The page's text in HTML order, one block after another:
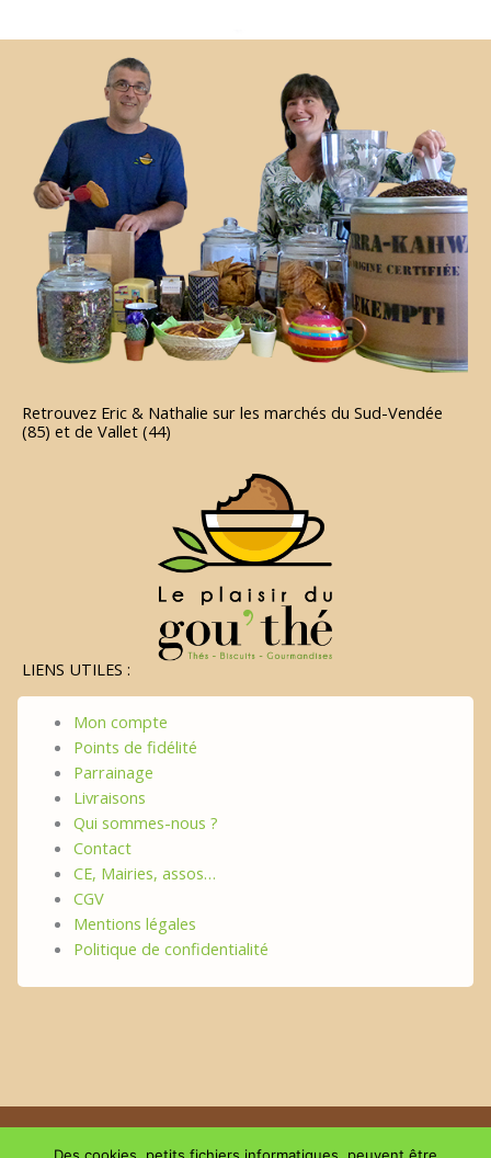
Retrouvez Eric & Nathalie sur les marchés du Sud-Vendée
(85) et de Vallet (44)
LIENS UTILES :
Mon compte
Points de fidélité
Parrainage
Livraisons
Qui sommes-nous ?
Contact
CE, Mairies, assos…
CGV
Mentions légales
Politique de confidentialité
Copyright © 2026 | Le plaisir du GouThé